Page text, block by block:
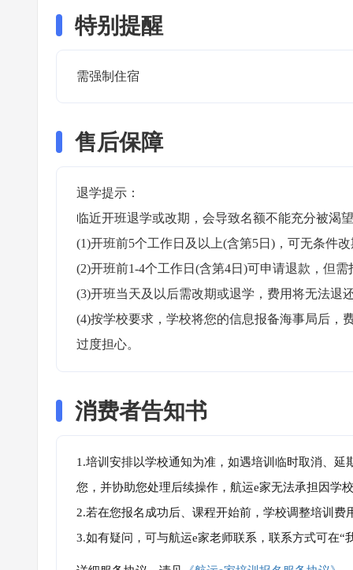
特别提醒
需强制住宿
售后保障
退学提示：
临近开班退学或改期，会导致名额不能充分被渴
(1)开班前5个工作日及以上(含第5日)，可无条件
(2)开班前1-4个工作日(含第4日)可申请退款，但
(3)开班当天及以后需改期或退学，费用将无法退
(4)按学校要求，学校将您的信息报备海事局后，
过度担心。
消费者告知书
1.培训安排以学校通知为准，如遇培训临时取消、
您，并协助您处理后续操作，航运e家无法承担因学
2.若在您报名成功后、课程开始前，学校调整培训
3.如有疑问，可与航运e家老师联系，联系方式可在